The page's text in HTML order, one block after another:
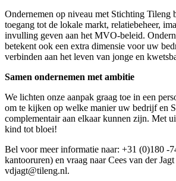
Ondernemen op niveau met Stichting Tileng
toegang tot de lokale markt, relatiebeheer,
invulling geven aan het MVO-beleid.
betekent ook een extra dimensie voor uw
verbinden aan het leven van jonge en
Samen ondernemen met ambitie
We lichten onze aanpak graag toe in een
om te kijken op welke manier uw bedrijf en
complementair aan elkaar kunnen zijn. Met
kind tot bloei!
Bel voor meer informatie naar: +31 (0)180 -
kantooruren) en vraag naar Cees van der
vdjagt@tileng.nl.